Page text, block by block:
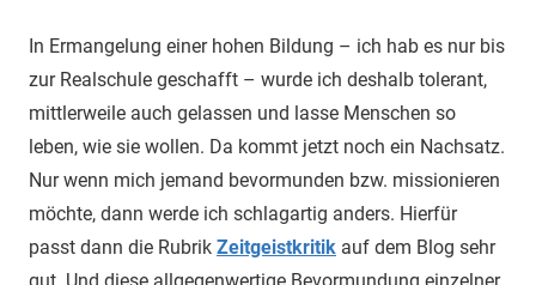
In Ermangelung einer hohen Bildung – ich hab es nur bis
zur Realschule geschafft – wurde ich deshalb tolerant,
mittlerweile auch gelassen und lasse Menschen so
leben, wie sie wollen. Da kommt jetzt noch ein Nachsatz.
Nur wenn mich jemand bevormunden bzw. missionieren
möchte, dann werde ich schlagartig anders. Hierfür
passt dann die Rubrik Zeitgeistkritik auf dem Blog sehr